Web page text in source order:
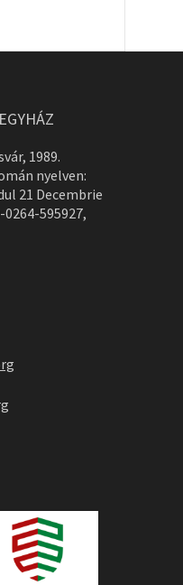
1989.
nyelven:
21 Decembrie
595927,